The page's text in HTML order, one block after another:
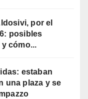
por el
posibles
cómo...
estaban
una plaza y se